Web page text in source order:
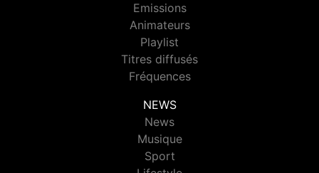
Emissions
Animateurs
Playlist
Titres diffusés
Fréquences
NEWS
News
Musique
Sport